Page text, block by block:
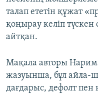
талап ететін құжат
қоңырау келіп
айтқан.
Мақала авторы
жазуынша, бұл айла-
дағдарыс, дефолт пен